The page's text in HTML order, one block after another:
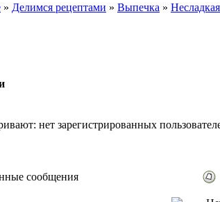
» Делимся рецептами » Выпечка »
нет зарегистрированных
сообщения